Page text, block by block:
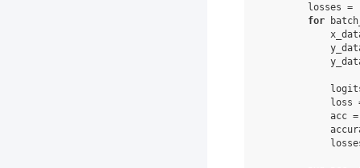
losses =
for
loss
acc =